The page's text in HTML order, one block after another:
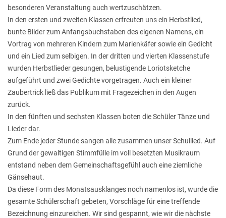
besonderen Veranstaltung auch wertzuschätzen.
In den ersten und zweiten Klassen erfreuten uns ein Herbstlied,
bunte Bilder zum Anfangsbuchstaben des eigenen Namens, ein
Vortrag von mehreren Kindern zum Marienkäfer sowie ein Gedicht
und ein Lied zum selbigen. In der dritten und vierten Klassenstufe
wurden Herbstlieder gesungen, belustigende Loriotsketche
aufgeführt und zwei Gedichte vorgetragen. Auch ein kleiner
Zaubertrick ließ das Publikum mit Fragezeichen in den Augen
zurück.
In den fünften und sechsten Klassen boten die Schüler Tänze und
Lieder dar.
Zum Ende jeder Stunde sangen alle zusammen unser Schullied. Auf
Grund der gewaltigen Stimmfülle im voll besetzten Musikraum
entstand neben dem Gemeinschaftsgefühl auch eine ziemliche
Gänsehaut.
Da diese Form des Monatsausklanges noch namenlos ist, wurde die
gesamte Schülerschaft gebeten, Vorschläge für eine treffende
Bezeichnung einzureichen. Wir sind gespannt, wie wir die nächste